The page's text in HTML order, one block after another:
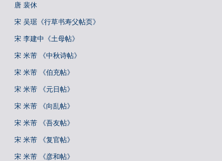
唐 裴休
宋 吴琚《行草书寿父帖页》
宋 李建中《土母帖》
宋 米芾 《中秋诗帖》
宋 米芾 《伯充帖》
宋 米芾 《元日帖》
宋 米芾 《向乱帖》
宋 米芾 《吾友帖》
宋 米芾 《复官帖》
宋 米芾 《彦和帖》